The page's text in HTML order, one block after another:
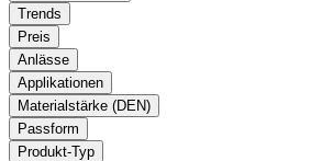
Trends
Preis
Anlässe
Applikationen
Materialstärke (DEN)
Passform
Produkt-Typ